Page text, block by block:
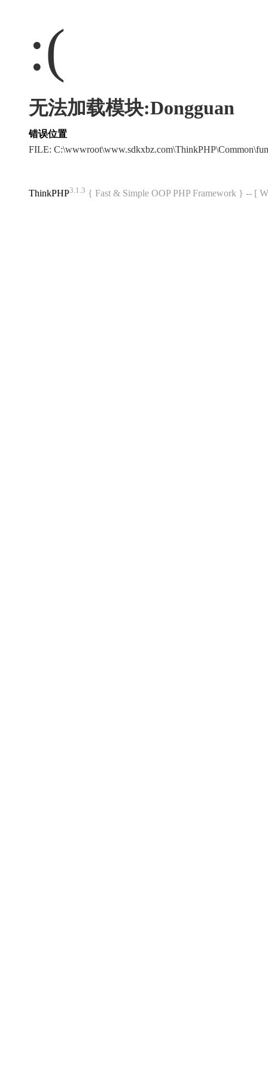
:(
无法加载模块:Dongguan
错误位置
FILE:
ThinkPHP3.1.3 { Fast & Simple OOP PHP Framework } -- [